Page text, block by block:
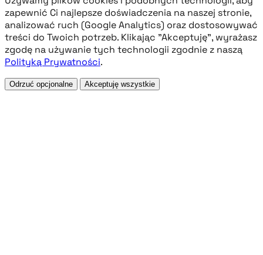
zapewnić Ci najlepsze doświadczenia na naszej stronie,
analizować ruch (Google Analytics) oraz dostosowywać
treści do Twoich potrzeb. Klikając "Akceptuję", wyrażasz
zgodę na używanie tych technologii zgodnie z naszą
Polityką Prywatności.
Odrzuć opcjonalne Akceptuję wszystkie